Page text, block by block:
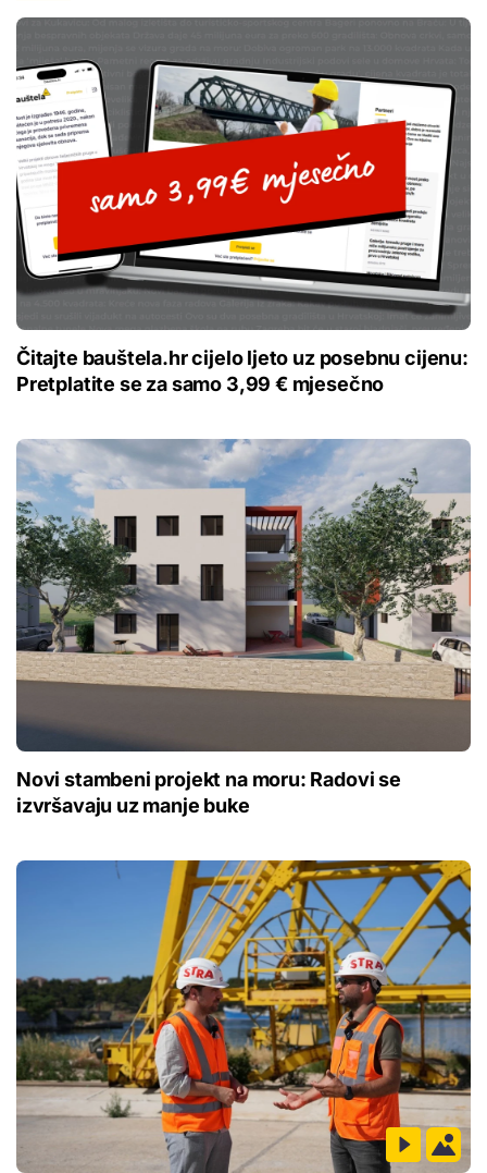
Čitajte bauštela.hr cijelo ljeto uz posebnu cijenu:
Pretplatite se za samo 3,99 € mjesečno
Novi stambeni projekt na moru: Radovi se
izvršavaju uz manje buke